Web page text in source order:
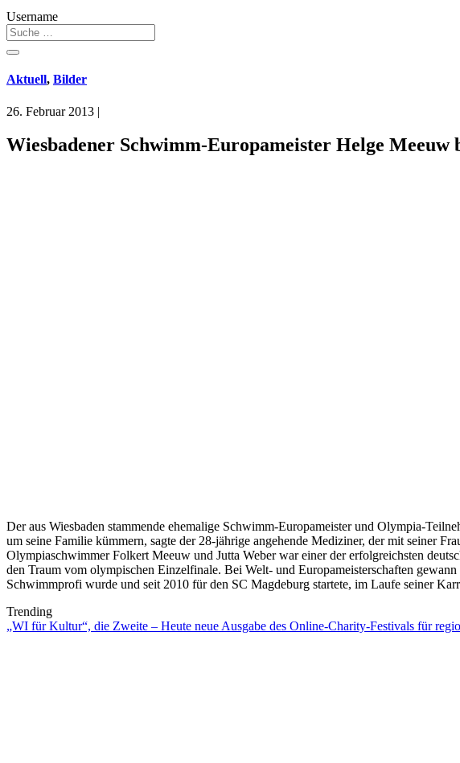
Username
Aktuell, Bilder
26. Februar 2013 |
Wiesbadener Schwimm-Europameister Helge
Der aus Wiesbaden stammende ehemalige Schwimm-Europameister und Olympia-
um seine Familie kümmern, sagte der 28-jährige angehende Mediziner, der mit seiner
Olympiaschwimmer Folkert Meeuw und Jutta Weber war einer der erfolgreichsten
den Traum vom olympischen Einzelfinale. Bei Welt- und Europameisterschaften
Schwimmprofi wurde und seit 2010 für den SC Magdeburg startete, im Laufe seiner
Trending
„WI für Kultur“, die Zweite – Heute neue Ausgabe des Online-Charity-Festivals für